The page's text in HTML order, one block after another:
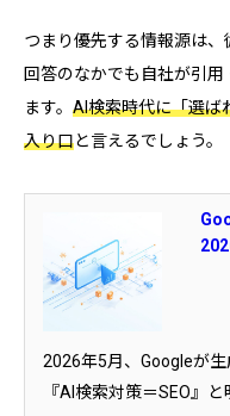
つまり優先する情報源は
回答のなかでも自社が引
ます。 AI検索時代に「選ば
入り口と言えるでしょう。
2026年5月、Googleが
『AI検索対策＝SEO』と